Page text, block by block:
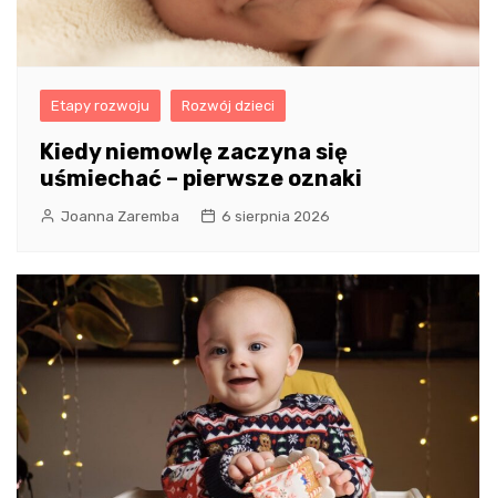
Etapy rozwoju Rozwój dzieci
Kiedy niemowlę zaczyna się
uśmiechać – pierwsze oznaki
Joanna Zaremba 6 sierpnia 2026